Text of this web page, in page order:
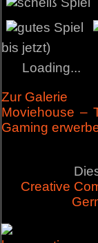
bis jetzt)
Loading...
Zur Galerie
Moviehouse –
Gaming
Creative